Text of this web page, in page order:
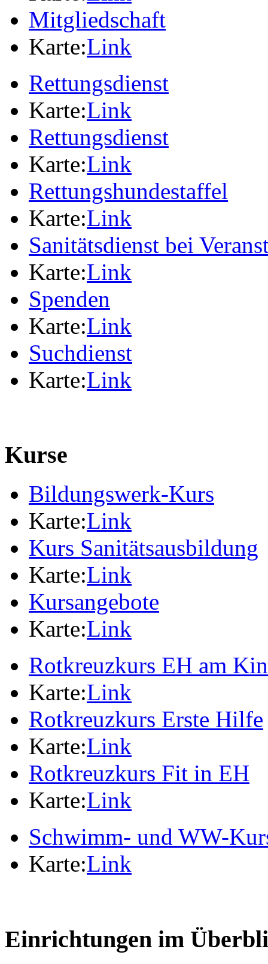
Mitgliedschaft
Karte:Link
Rettungsdienst
Karte:Link
Rettungsdienst
Karte:Link
Rettungshundestaffel
Karte:Link
Sanitätsdienst bei
Karte:Link
Spenden
Karte:Link
Suchdienst
Karte:Link
Kurse
Bildungswerk-Kurs
Karte:Link
Kurs Sanitätsausbildung
Karte:Link
Kursangebote
Karte:Link
Rotkreuzkurs EH am
Karte:Link
Rotkreuzkurs Erste Hilfe
Karte:Link
Rotkreuzkurs Fit in EH
Karte:Link
Schwimm- und WW-
Karte:Link
Einrichtungen im